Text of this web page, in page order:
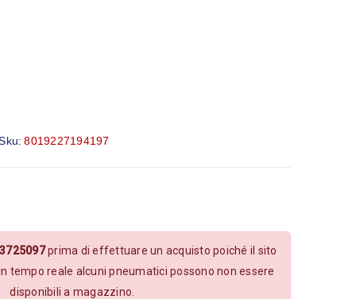
8019227194197
prima di effettuare un acquisto poiché il sito
tempo reale alcuni pneumatici possono non essere
disponibili a magazzino.